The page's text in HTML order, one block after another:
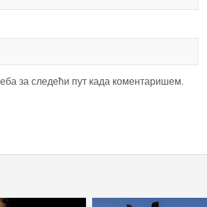
за следећи пут када коментаришем.